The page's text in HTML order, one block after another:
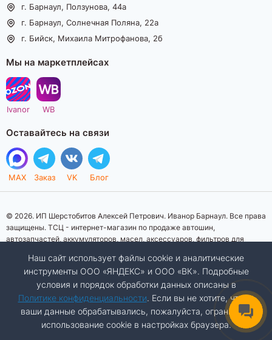
г. Барнаул, Ползунова, 44а
г. Барнаул, Солнечная Поляна, 22а
г. Бийск, Михаила Митрофанова, 2б
Мы на маркетплейсах
Ivanor WB
Оставайтесь на связи
MAX Заказ VK Блог
© 2026. ИП Шерстобитов Алексей Петрович. Иванор Барнаул. Все права
защищены. ТСЦ - интернет-магазин по продаже автошин,
автозапчастей, аккумуляторов, масел, аксессуаров, фильтров для
информационный характер. Представленная информация о товарах, их
стоимости, характеристик, фото, наличия на складе ни при каких
условиях не является публичной офертой, определяемой положениями
Статьи 437 (2) Гражданского кодекса Российской Федерации.
Изображения товаров на фотографиях, представленных на сайте, могут
отличаться от оригиналов. Копирование материалов сайта запрещено.
Наш сайт использует файлы cookie и аналитические
инструменты ООО «ЯНДЕКС» и ООО «ВК». Подробные
условия и порядок обработки данных описаны в
Политике конфиденциальности. Если вы не хотите, чтобы
ваши данные обрабатывались, пожалуйста, ограничьте
использование cookie в настройках браузера.